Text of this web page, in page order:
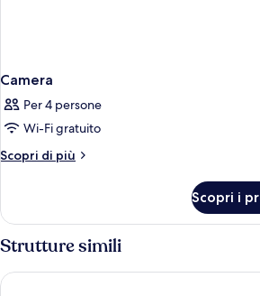
Camera
Per 4 persone
Wi-Fi gratuito
Scopri di più
Altri
Scopri i
Strutture simili
Airline lnn Green Park Way